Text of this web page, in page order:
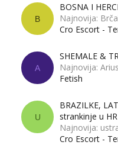
B
BOSNA I
Najnovija:
Cro Escort -
A
SHEMALE &
Najnovija: Arius
Fetish
U
BRAZILKE,
strankinje u HR
Najnovija:
Cro Escort -